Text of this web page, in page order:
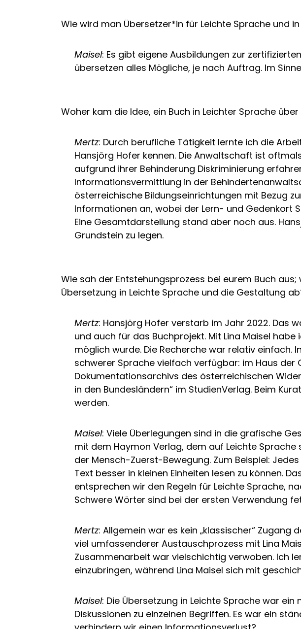
Wie wird man Übersetzer*in für Leichte Sprache und
Maisel: Es gibt eigene Ausbildungen zur
übersetzen alles Mögliche, je nach Auftrag. Im
Woher kam die Idee, ein Buch in Leichter Sprache
Mertz: Durch berufliche Tätigkeit lernte ich die
Hansjörg Hofer kennen. Die Anwaltschaft ist
aufgrund ihrer Behinderung Diskriminierung
Informationsvermittlung in der
österreichische Bildungseinrichtungen mit Bezug
Informationen an, wobei der Lern- und Gedenkort
Eine Gesamtdarstellung stand aber noch aus.
Grundstein zu legen.
Wie sah der Entstehungsprozess bei eurem Buch
Übersetzung in Leichte Sprache und die Gestaltung
Mertz: Hansjörg Hofer verstarb im Jahr 2022. Das
und auch für das Buchprojekt. Mit Lina Maisel
möglich wurde. Die Recherche war relativ
schwerer Sprache vielfach verfügbar: im Haus
Dokumentationsarchivs des österreichischen
in den Bundesländern“ im StudienVerlag. Beim
werden.
Maisel: Viele Überlegungen sind in die grafische
mit dem Haymon Verlag, dem auf Leichte
der Mensch-Zuerst-Bewegung. Zum Beispiel:
Text besser in kleinen Einheiten lesen zu können.
entsprechen wir den Regeln für Leichte Sprache,
Schwere Wörter sind bei der ersten Verwendung
Mertz: Allgemein war es kein „klassischer“
viel umfassenderer Austauschprozess mit Lina
Zusammenarbeit war vielschichtig verwoben. Ich
einzubringen, während Lina Maisel sich mit
Maisel: Die Übersetzung in Leichte Sprache war
Diskussionen zu einzelnen Begriffen. Es war ein